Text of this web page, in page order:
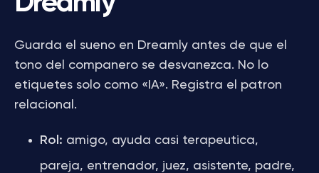
Guarda el sueno en Dreamly antes de que el
tono del companero se desvanezca. No lo
etiquetes solo como «IA». Registra el patron
relacional.
Rol: amigo, ayuda casi terapeutica,
pareja, entrenador, juez, asistente, padre,